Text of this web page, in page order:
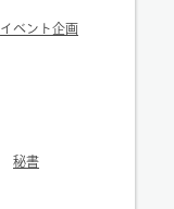
イベント企画
秘書